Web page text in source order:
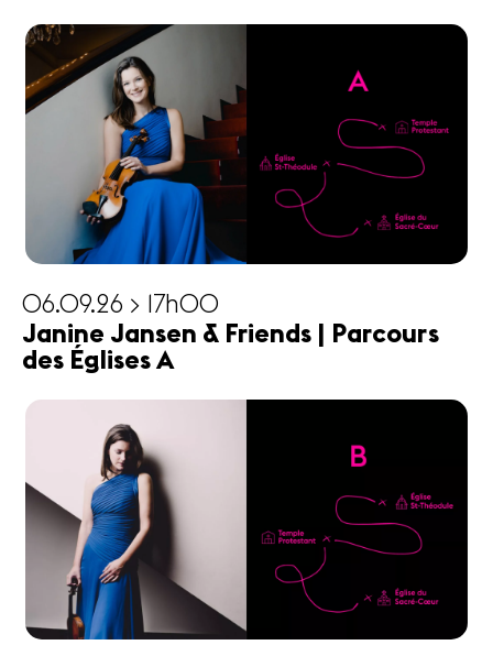
06.09.26 > 17h00
Janine Jansen & Friends | Parcours
des Églises A